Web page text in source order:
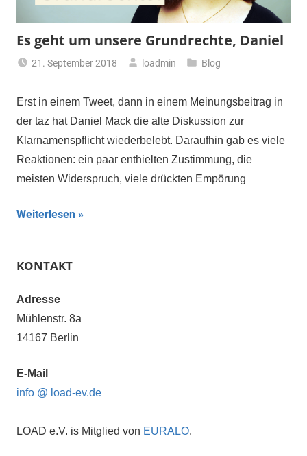
Es geht um unsere Grundrechte, Daniel
21. September 2018 loadmin Blog
Erst in einem Tweet, dann in einem Meinungsbeitrag in
der taz hat Daniel Mack die alte Diskussion zur
Klarnamenspflicht wiederbelebt. Daraufhin gab es viele
Reaktionen: ein paar enthielten Zustimmung, die
meisten Widerspruch, viele drückten Empörung
Weiterlesen
KONTAKT
Adresse
Mühlenstr. 8a
14167 Berlin
E-Mail
info @ load-ev.de
LOAD e.V. is Mitglied von EURALO.